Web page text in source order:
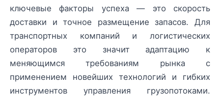
ключевые факторы успеха — это скорость
доставки и точное размещение запасов. Для
транспортных компаний и логистических
операторов это значит адаптацию к
меняющимся требованиям рынка с
применением новейших технологий и гибких
инструментов управления грузопотоками.